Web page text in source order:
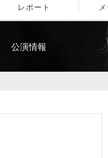
レポート
公演情報